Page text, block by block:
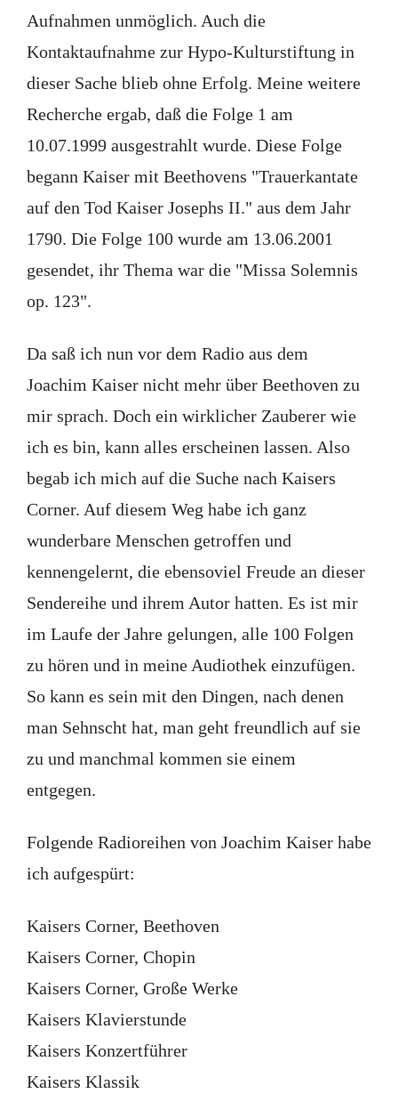
Aufnahmen unmöglich. Auch die
Kontaktaufnahme zur Hypo-Kulturstiftung in
dieser Sache blieb ohne Erfolg. Meine weitere
Recherche ergab, daß die Folge 1 am
10.07.1999 ausgestrahlt wurde. Diese Folge
begann Kaiser mit Beethovens "Trauerkantate
auf den Tod Kaiser Josephs II." aus dem Jahr
1790. Die Folge 100 wurde am 13.06.2001
gesendet, ihr Thema war die "Missa Solemnis
op. 123".
Da saß ich nun vor dem Radio aus dem
Joachim Kaiser nicht mehr über Beethoven zu
mir sprach. Doch ein wirklicher Zauberer wie
ich es bin, kann alles erscheinen lassen. Also
begab ich mich auf die Suche nach Kaisers
Corner. Auf diesem Weg habe ich ganz
wunderbare Menschen getroffen und
kennengelernt, die ebensoviel Freude an dieser
Sendereihe und ihrem Autor hatten. Es ist mir
im Laufe der Jahre gelungen, alle 100 Folgen
zu hören und in meine Audiothek einzufügen.
So kann es sein mit den Dingen, nach denen
man Sehnscht hat, man geht freundlich auf sie
zu und manchmal kommen sie einem
entgegen.
Folgende Radioreihen von Joachim Kaiser habe
ich aufgespürt:
Kaisers Corner, Beethoven
Kaisers Corner, Chopin
Kaisers Corner, Große Werke
Kaisers Klavierstunde
Kaisers Konzertführer
Kaisers Klassik